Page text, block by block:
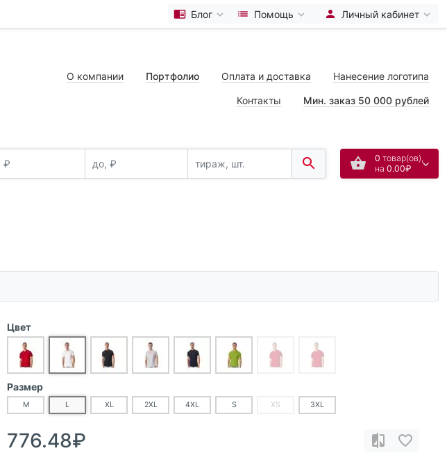
Блог Помощь Личный кабинет
О компании Портфолио Оплата и доставка Нанесение логотипа
Контакты Мин. заказ 50 000 рублей
0 товар(ов),
на 0.00₽
Цвет
Размер
M L XL 2XL 4XL S XS 3XL
776.48₽